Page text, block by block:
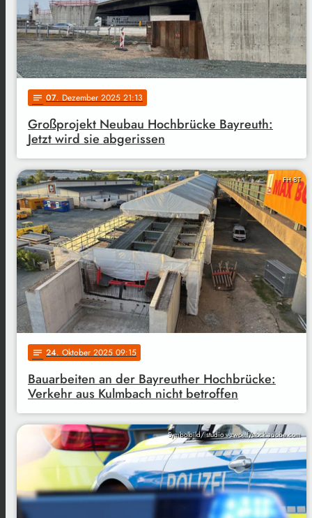
notes 07. Dezember 2025 21:13
Großprojekt Neubau Hochbrücke Bayreuth:
Jetzt wird sie abgerissen
FH BT
notes 24. Oktober 2025 09:15
Bauarbeiten an der Bayreuther Hochbrücke:
Verkehr aus Kulmbach nicht betroffen
Symbolbild/ studio v-zwoelf/stock.adobe.com